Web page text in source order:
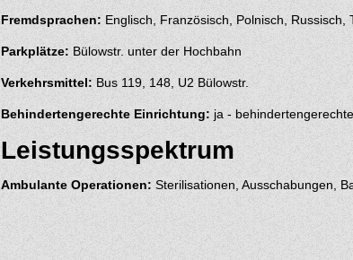
Fremdsprachen: Englisch, Französisch, Polnisch, Russisch,
Parkplätze: Bülowstr. unter der Hochbahn
Verkehrsmittel: Bus 119, 148, U2 Bülowstr.
Behindertengerechte Einrichtung: ja -
Leistungsspektrum
Ambulante Operationen: Sterilisationen, Ausschabungen,